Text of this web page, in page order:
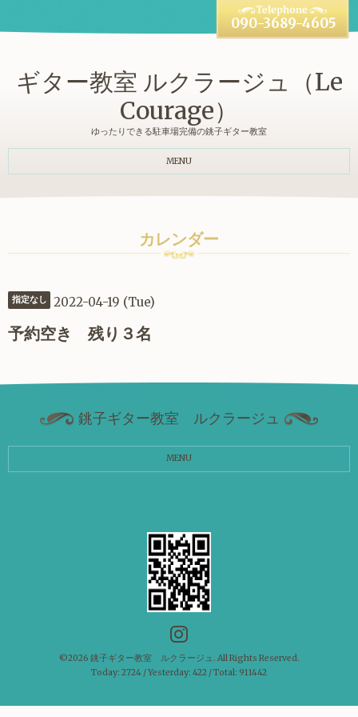
ギター教室 ルクラージュ（Le
Courage）
ゆったりできる駐車場完備の銚子ギター教室
090-3689-4605
MENU
カレンダー
指定なし 2022-04-19 (Tue)
予約空き 残り３名
銚子ギター教室 ルクラージュ
MENU
©2026 銚子ギター教室 ルクラージュ . All Rights Reserved.
Today: 2724 / Yesterday: 422 / Total: 911442